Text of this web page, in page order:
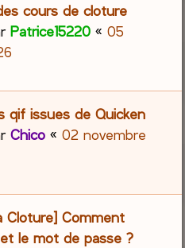
cours de cloture
Patrice15220 «05
qif issues de Quicken
Chico «02 novembre
Cloture] Comment
le mot de passe ?